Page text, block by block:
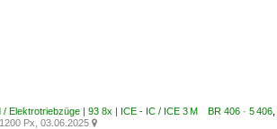
/ Elektrotriebzüge | 93 8x | ICE - IC / ICE 3 M BR 406 · 5 406
Px, 03.06.2025 